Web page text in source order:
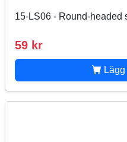
15-LS06 - Round-headed
59 kr